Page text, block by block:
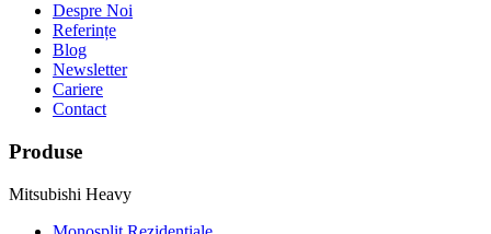
Despre Noi
Referințe
Blog
Newsletter
Cariere
Contact
Produse
Mitsubishi Heavy